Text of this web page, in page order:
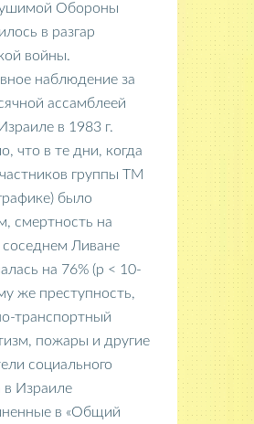
Обороны
в разгар
войны.
наблюдение за
ассамблеей
в 1983 г.
что в те дни, когда
группы ТМ
было
смертность на
соседнем Ливане
на 76% (p < 10-
же преступность,
транспортный
пожары и другие
социального
в Израиле
в «Общий